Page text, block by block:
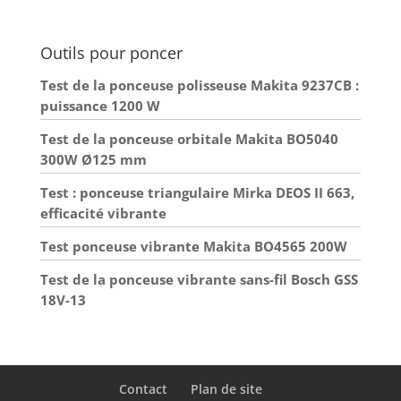
Outils pour poncer
Test de la ponceuse polisseuse Makita 9237CB :
puissance 1200 W
Test de la ponceuse orbitale Makita BO5040
300W Ø125 mm
Test : ponceuse triangulaire Mirka DEOS II 663,
efficacité vibrante
Test ponceuse vibrante Makita BO4565 200W
Test de la ponceuse vibrante sans-fil Bosch GSS
18V-13
Contact
Plan de site